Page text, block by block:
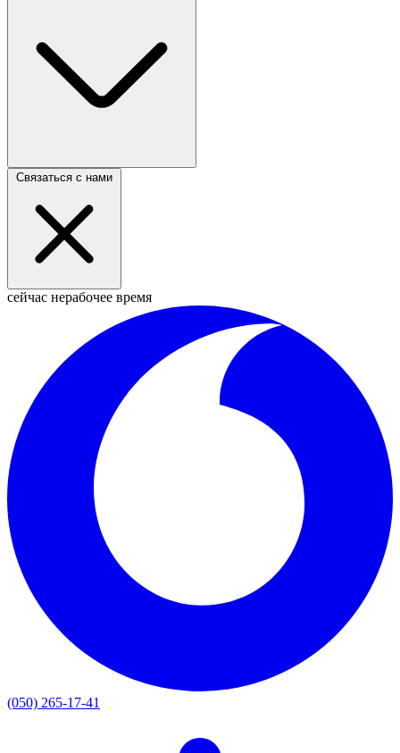
Связаться с нами
сейчас нерабочее время
(050) 265-17-41